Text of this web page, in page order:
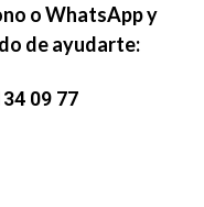
o WhatsApp y
de ayudarte:
09 77